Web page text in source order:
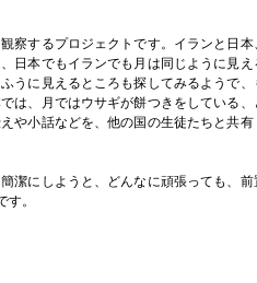
察するプロジェクトです。イランと日本
日本でもイランでも月は同じように見え
うに見えるところも探してみるようで、
は、月ではウサギが餅つきをしている、
や小話などを、他の国の生徒たちと共有
潔にしようと、どんなに頑張っても、前
。